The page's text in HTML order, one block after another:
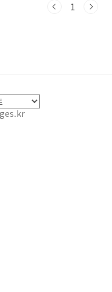
.---1. 💧 자꾸 목이 마르고 물을 많
니라 혈당 조절의 이상 신호일
🥱 피곤하고 ..
1